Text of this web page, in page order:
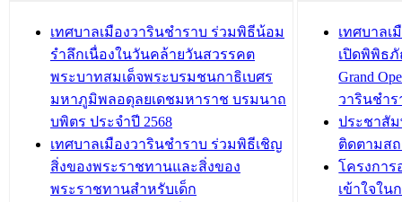
เทศบาลเมืองวารินชำราบ ร่วมพิธีน้อม
รำลึกเนื่องในวันคล้ายวันสวรรคต
พระบาทสมเด็จพระบรมชนกาธิเบศร
มหาภูมิพลอดุลยเดชมหาราช บรมนาถ
บพิตร ประจำปี 2568
เทศบาลเมืองวารินชำราบ ร่วมพิธีเชิญ
สิ่งของพระราชทานและสิ่งของ
พระราชทานสำหรับเด็ก
เทศบาลเ
เปิดพิพิธภั
Grand
วารินชำร
ประชาสัม
ติดตามส
โครงกา
เข้าใจใน